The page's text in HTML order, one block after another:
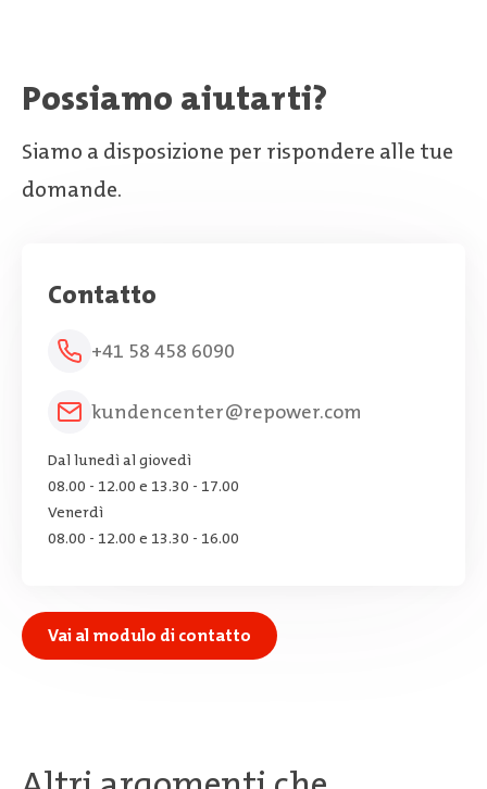
Possiamo aiutarti?
Siamo a disposizione per rispondere alle tue
domande.
Contatto
+41 58 458 6090
kundencenter@repower.com
Dal lunedì al giovedì
08.00 - 12.00 e 13.30 - 17.00
Venerdì
08.00 - 12.00 e 13.30 - 16.00
Vai al modulo di contatto